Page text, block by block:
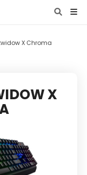
X Chroma
X